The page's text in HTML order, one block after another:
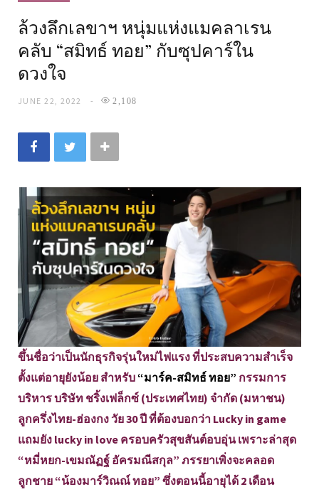
ล้วงลึกเลขาฯ หนุ่มแห่งแมคลาเรน
คลับ “สมิทธ์ ทอย” กับซุปคาร์ใน
ดวงใจ
JUNE 22, 2022 2,108
ขึ้นชื่อว่าเป็นนักธุรกิจรุ่นใหม่ไฟแรง ที่ประสบความสำเร็จ
ตั้งแต่อายุยังน้อย สำหรับ“มาร์ค-สมิทธ์ ทอย” กรรมการ
บริหาร บริษัท ชริ้งเฟล็กซ์ (ประเทศไทย) จำกัด (มหาชน)
ลูกครึ่งไทย-ฮ่องกง วัย 30 ปี ที่ต้องบอกว่า Lucky in game
แถมยัง lucky in love ครอบครัวสุขสันต์อบอุ่น เพราะล่าสุด
“หมี่หยก-เขมณัฏฐ์ อัครมณีสกุล” ภรรยาเพิ่งจะคลอด
ลูกชาย “น้องมาร์วิณณ์ ทอย” ซึ่งตอนนี้อายุได้ 2 เดือน